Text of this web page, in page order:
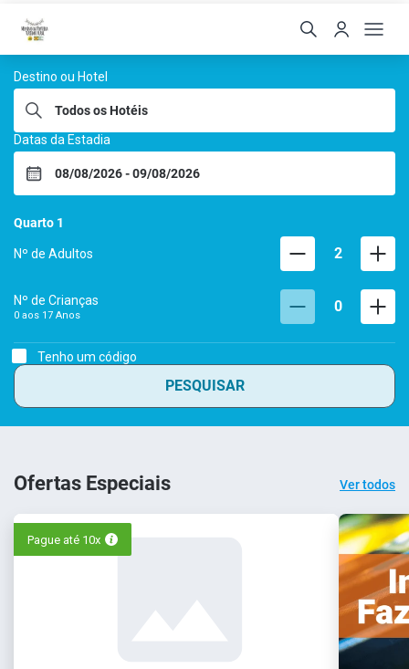
Hoteis Menino da
Destino ou Hotel
Datas da Estadia
Quarto 1
Nº de Adultos 2
Nº de Crianças
0 aos 17 Anos 0
Tenho um código
PESQUISAR
Ofertas Especiais Ver todos
Pague até 10x